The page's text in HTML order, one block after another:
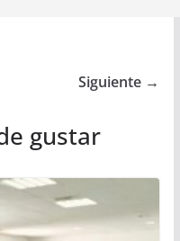
Siguiente →
gustar